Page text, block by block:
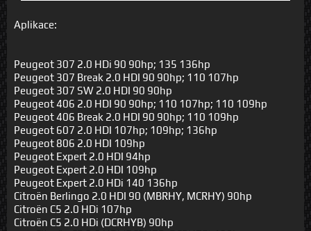
Aplikace:
Peugeot 307 2.0 HDi 90 90hp; 135 136hp
Peugeot 307 Break 2.0 HDI 90 90hp; 110 107hp
Peugeot 307 SW 2.0 HDI 90 90hp
Peugeot 406 2.0 HDI 90 90hp; 110 107hp; 110 109hp
Peugeot 406 Break 2.0 HDI 90 90hp; 110 109hp
Peugeot 607 2.0 HDI 107hp; 109hp; 136hp
Peugeot 806 2.0 HDI 109hp
Peugeot Expert 2.0 HDI 94hp
Peugeot Expert 2.0 HDI 109hp
Peugeot Expert 2.0 HDi 140 136hp
Citroën Berlingo 2.0 HDI 90 (MBRHY, MCRHY) 90hp
Citroën C5 2.0 HDi 107hp
Citroën C5 2.0 HDi (DCRHYB) 90hp